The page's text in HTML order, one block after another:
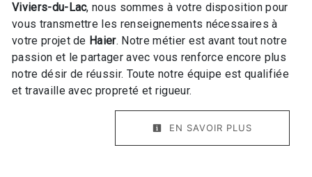
Viviers-du-Lac, nous sommes à votre disposition pour
vous transmettre les renseignements nécessaires à
votre projet de Haier. Notre métier est avant tout notre
passion et le partager avec vous renforce encore plus
notre désir de réussir. Toute notre équipe est qualifiée
et travaille avec propreté et rigueur.
EN SAVOIR PLUS